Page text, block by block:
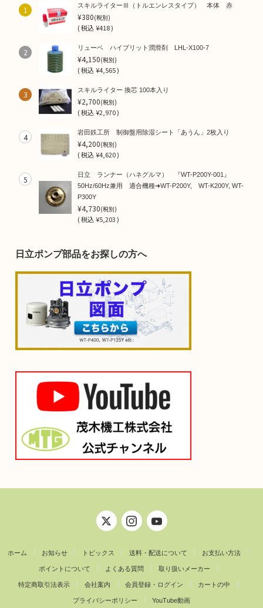
1 スキルライターⅢ（トルエンレスタイプ） 本体 赤
¥380(税別)
(税込¥418 )
2 リューベ ハイブリット潤滑剤 LHL-X100-7
¥4,150(税別)
(税込¥4,565 )
3 スキルライター 換芯 100本入り
¥2,700(税別)
(税込¥2,970 )
4 岩田鉄工所 制御盤用除湿シート「あうん」2枚入り
¥4,200(税別)
(税込¥4,620 )
5
日立 ランナー（ハネグルマ） 『WT-P200Y-001』
50Hz/60Hz兼用 適合機種➜WT-P200Y, WT-K200Y, WT-
P300Y
¥4,730(税別)
(税込¥5,203 )
日立ポンプ部品をお探しの方へ
ホーム お知らせ トピックス 送料・配送について お支払い方法
ポイントについて よくある質問 取り扱いメーカー
特定商取引法表示 会社案内 会員登録・ログイン カートの中
プライバシーポリシー YouTube動画